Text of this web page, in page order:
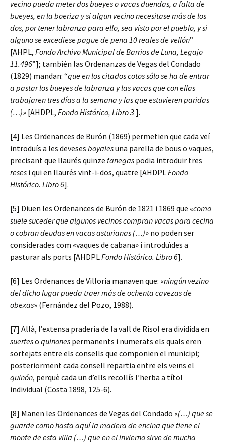
vecino pueda meter dos bueyes o vacas duendas, a falta de
bueyes, en la boeriza y si algun vecino necesitase más de los
dos, por tener labranza para ello, sea visto por el pueblo, y si
alguno se excediese pague de pena 10 reales de vellón”
[AHPL, Fondo Archivo Municipal de Barrios de Luna, Legajo
11.496”]; también las Ordenanzas de Vegas del Condado
(1829) mandan: “que en los citados cotos sólo se ha de entrar
a pastar los bueyes de labranza y las vacas que con ellas
trabajaren tres días a la semana y las que estuvieren paridas
(…)» [AHDPL, Fondo Histórico, Libro 3].
[4] Les Ordenances de Burón (1869) permetien que cada veí
introduís a les deveses boyalesuna parella de bous o vaques,
precisant que llaurés quinze fanegas podia introduir tres
reses i qui en llaurés vint-i-dos, quatre [AHDPL Fondo
Histórico. Libro 6].
[5] Diuen les Ordenances de Burón de 1821 i 1869 que «como
suele suceder que algunos vecinos compran vacas para cecina
o cobran deudas en vacas asturianas (…)» no poden ser
considerades com «vaques de cabana» i introduïdes a
pasturar als ports [AHDPL Fondo Histórico. Libro 6].
[6] Les Ordenances de Villoria manaven que: «ningún vezino
del dicho lugar pueda traer más de ochenta cavezas de
obexas» (Fernández del Pozo, 1988).
[7] Allà, l’extensa praderia de la vall de Risol era dividida en
suerteso quiñones permanents i numerats els quals eren
sortejats entre els consells que componien el municipi;
posteriorment cada consell repartia entre els veïns el
quiñón, perquè cada un d’ells recollís l’herba a títol
individual (Costa 1898, 125-6).
[8] Manen les Ordenances de Vegas del Condado «(…) que se
guarde como hasta aquí la madera de encina que tiene el
monte de esta villa (…) que en el invierno sirve de mucha